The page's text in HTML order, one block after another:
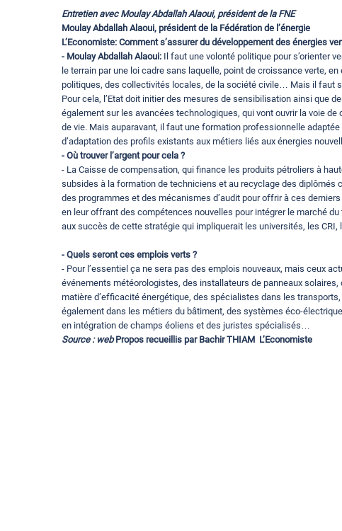
Entretien avec Moulay Abdallah Alaoui, président de la FNE
Moulay Abdallah Alaoui, président de la Fédération de l’énergie
L’Economiste: Comment s’assurer du développement des énergies
- Moulay Abdallah Alaoui: Il faut une volonté politique pour s’orienter
le terrain par une loi cadre sans laquelle, point de croissance verte,
politiques, des collectivités locales, de la société civile… Mais il faut
Pour cela, l’Etat doit initier des mesures de sensibilisation ainsi que
également sur les avancées technologiques, qui vont ouvrir la voie
de vie. Mais auparavant, il faut une formation professionnelle
d’adaptation des profils existants aux métiers liés aux énergies
- Où trouver l’argent pour cela ?
- La Caisse de compensation, qui finance les produits pétroliers à
subsides à la formation de techniciens et au recyclage des diplômés
des programmes et des mécanismes d’audit pour offrir à ces
en leur offrant des compétences nouvelles pour intégrer le marché
aux succès de cette stratégie qui impliquerait les universités, les
- Quels seront ces emplois verts ?
- Pour l’essentiel ça ne sera pas des emplois nouveaux, mais ceux
événements météorologistes, des installateurs de panneaux
matière d’efficacité énergétique, des spécialistes dans les
également dans les métiers du bâtiment, des systèmes éco-
en intégration de champs éoliens et des juristes spécialisés…
Source : webPropos recueillis par Bachir THIAM L’Economiste